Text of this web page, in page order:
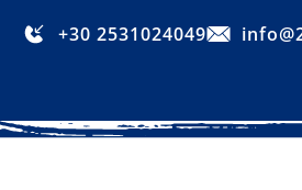
+30 2531024049